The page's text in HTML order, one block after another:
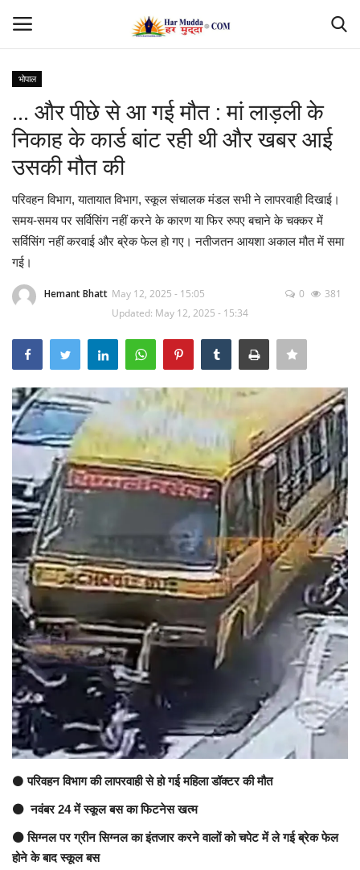
Home
देश
मध्यप्रदेश
छत्तीसगढ़
उत्तर प्रदेश
अंतर्राष्ट्रीय
कला संस्कृति
धर्म
रेलवे
शख्सियत
मनोरंजन
धर्म-संस्कृति
विचार सरोकार
खेल सरोकार
यात्री सरोकार
कर्मचारी सरोकार
कारोबार सरोकार
भोपाल
... और पीछे से आ गई मौत : मां लाड़ली के
निकाह के कार्ड बांट रही थी और खबर आई
उसकी मौत की
परिवहन विभाग, यातायात विभाग, स्कूल संचालक मंडल सभी ने लापरवाही दिखाई।
समय-समय पर सर्विसिंग नहीं करने के कारण या फिर रुपए बचाने के चक्कर में
सर्विसिंग नहीं करवाई और ब्रेक फेल हो गए। नतीजतन आयशा अकाल मौत में समा
गई।
Hemant Bhatt May 12, 2025 - 15:05
Updated: May 12, 2025 - 15:34
0 381
⚫परिवहन विभाग की लापरवाही से हो गई महिला डॉक्टर की मौत
⚫ नवंबर 24 में स्कूल बस का फिटनेस खत्म
⚫ सिग्नल पर ग्रीन सिग्नल का इंतजार करने वालों को चपेट में ले गई ब्रेक फेल
होने के बाद स्कूल बस